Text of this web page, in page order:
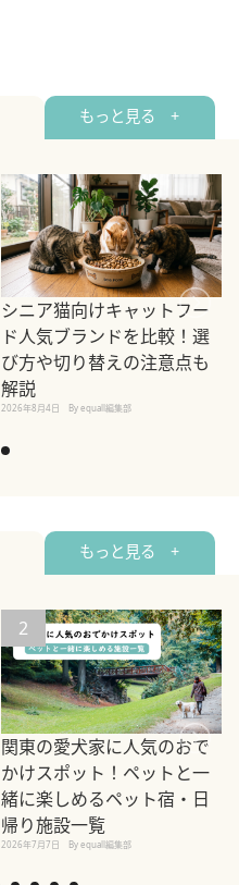
もっと見る +
シニア猫向けキャットフー
ド人気ブランドを比較！選
び方や切り替えの注意点も
解説
2026年8月4日 By equall編集部
もっと見る +
2
関東の愛犬家に人気のおで
かけスポット！ペットと一
緒に楽しめるペット宿・日
帰り施設一覧
2026年7月7日 By equall編集部